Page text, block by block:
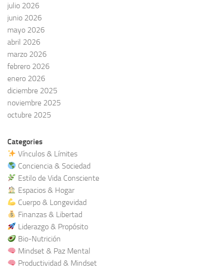
julio 2026
junio 2026
mayo 2026
abril 2026
marzo 2026
febrero 2026
enero 2026
diciembre 2025
noviembre 2025
octubre 2025
Categories
Vínculos & Límites
Conciencia & Sociedad
Estilo de Vida Consciente
Espacios & Hogar
Cuerpo & Longevidad
Finanzas & Libertad
Liderazgo & Propósito
Bio-Nutrición
Mindset & Paz Mental
Productividad & Mindset